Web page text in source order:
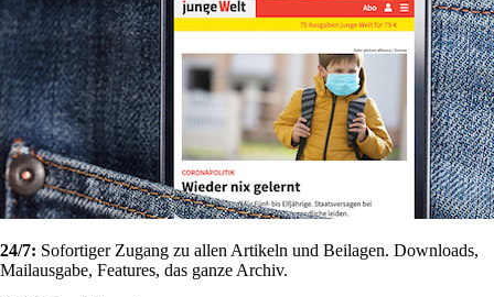
24/7: Sofortiger Zugang zu allen Artikeln und Beilagen. Downloads,
Mailausgabe, Features, das ganze Archiv.